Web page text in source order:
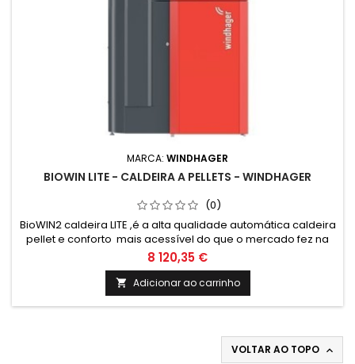
MARCA: WINDHAGER
BIOWIN LITE - CALDEIRA A PELLETS - WINDHAGER
(0)
BioWIN2 caldeira LITE ,é a alta qualidade automática caldeira
pellet e conforto mais acessível do que o mercado fez na
Áustria. Ocupa um espaço mínimo devido à sua capacidade
de ser incorporada (exceto na frente), capaz de emitir 26
kW em menos de 1 m2.
8 120,35 €
 Adicionar ao carrinho
VOLTAR AO TOPO 